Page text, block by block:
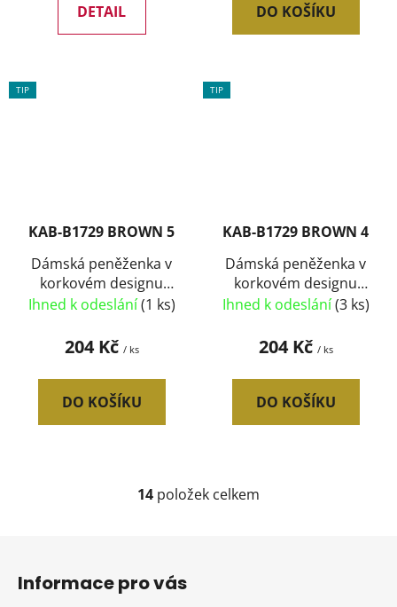
DETAIL DO KOŠÍKU
TIP
KAB-B1729 BROWN 5
Dámská peněženka v
korkovém designu
B1729 typ5
Ihned k odeslání(1 ks)
204 Kč / ks
DO KOŠÍKU
TIP
KAB-B1729 BROWN 4
Dámská peněženka v
korkovém designu
B1729 typ4
Ihned k odeslání(3 ks)
204 Kč / ks
DO KOŠÍKU
O
14 položek celkem
Informace pro vás